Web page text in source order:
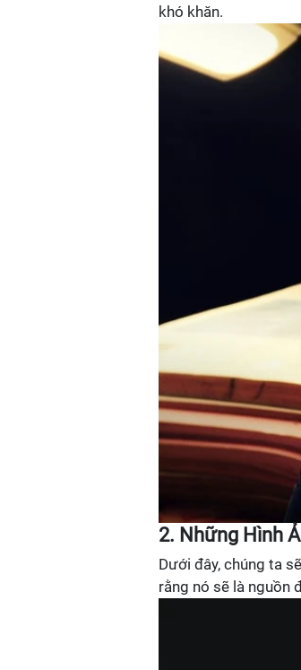
khó khăn.
2. Những Hình
Dưới đây, chúng ta
rằng nó sẽ là nguồn